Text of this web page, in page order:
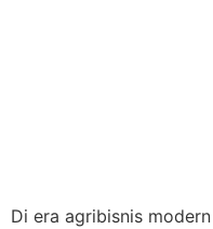
Di era agribisnis